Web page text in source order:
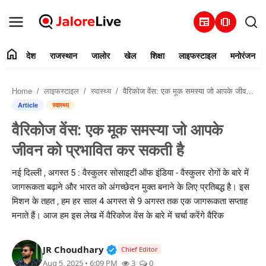
newspaper amp_stories
संपर्क करें
देश
जालोर
खेल
शिक्षा
home देश राजस्थान जालोर खेल शिक्षा लाइफस्टाइल मनोरंजन
Home लाइफस्टाइल स्वास्थ्य वैरिकोज वेंस: एक मूक समस्या जो आपके जीवन को प्रभावित कर सकती है
Article स्वास्थ्य
वैरिकोज वेंस: एक मूक समस्या जो आपके
जीवन को प्रभावित कर सकती है
नई दिल्ली , अगस्त 5 : वैस्कुलर सोसाइटी ऑफ इंडिया - वैस्कुलर रोगों के बारे में
जागरूकता बढ़ाने और भारत को अंगच्छेदन मुक्त बनाने के लिए प्रतिबद्ध है। इस
मिशन के तहत , हम हर साल 4 अगस्त से 9 अगस्त तक एक जागरूकता सप्ताह
मनाते हैं। आज हम इस लेख में वैरिकोज वेंस के बारे में चर्चा करेंगे वैरिक
JR Choudhary Verified Public Figure • 30 Mar,
Chief Editor
Aug 5, 2025 • 6:09 PM 3 0